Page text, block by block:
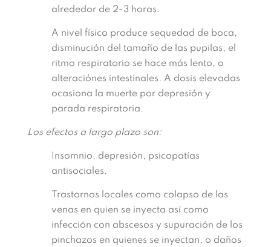
alrededor de 2-3 horas.
A nivel físico produce sequedad de boca,
disminución del tamaño de las pupilas, el
ritmo respiratorio se hace más lento, o
alteraciónes intestinales. A dosis elevadas
ocasiona la muerte por depresión y
parada respiratoria.
Los efectos a largo plazo son:
Insomnio, depresión, psicopatías
antisociales.
Trastornos locales como colapso de las
venas en quien se inyecta así como
infección con abscesos y supuración de los
pinchazos en quienes se inyectan, o daños